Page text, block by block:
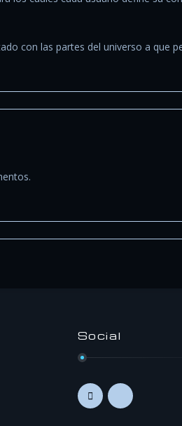
con las partes del universo a que
Social